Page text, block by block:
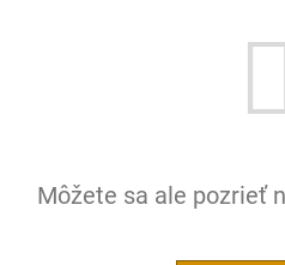
Môžete sa ale pozrieť